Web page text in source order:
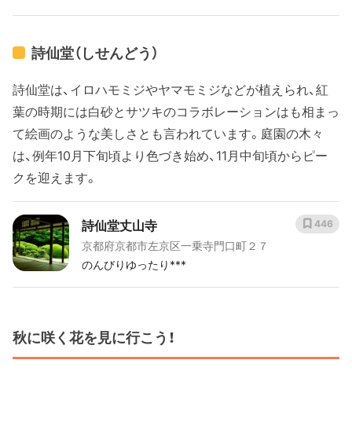
詩仙堂（しせんどう）
詩仙堂は、イロハモミジやヤマモミジなどが植えられ、紅
葉の時期には白砂とサツキのコラボレーションはも相まっ
て絵画のような美しさとも言われています。庭園の木々
は、例年10月下旬頃より色づき始め、11月中旬頃からピー
クを迎えます。
詩仙堂丈山寺
京都府京都市左京区一乗寺門口町２７
のんびりゆったり***
446
秋に咲く花を見に行こう！